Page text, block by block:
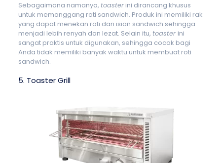
Sebagaimana namanya, toasterini dirancang khusus
untuk memanggang roti sandwich. Produk ini memiliki rak
yang dapat menekan roti dan isian sandwich sehingga
menjadi lebih renyah dan lezat. Selain itu, toaster ini
sangat praktis untuk digunakan, sehingga cocok bagi
Anda tidak memiliki banyak waktu untuk membuat roti
sandwich.
5. Toaster Grill